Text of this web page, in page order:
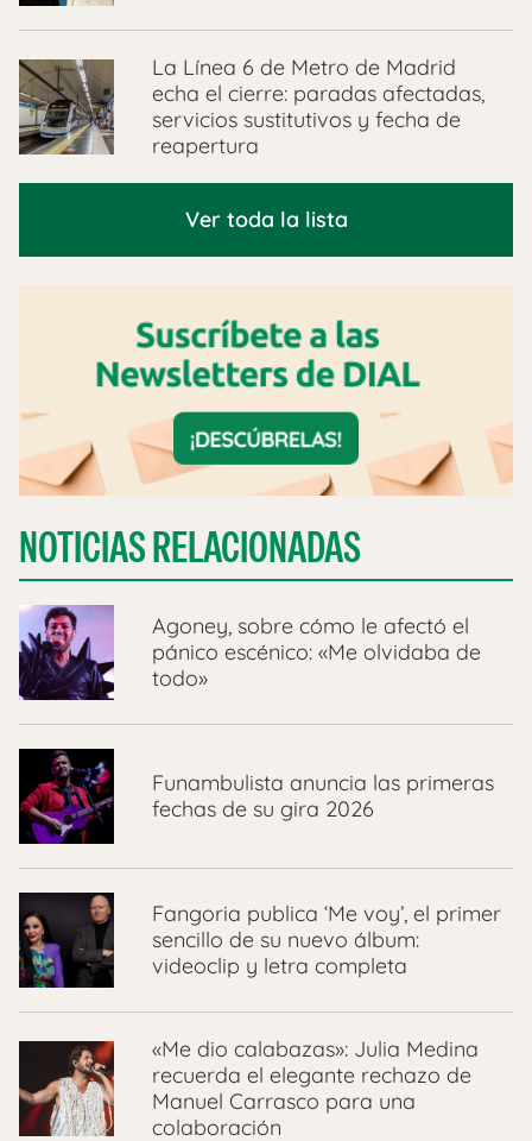
La Línea 6 de Metro de Madrid
echa el cierre: paradas afectadas,
servicios sustitutivos y fecha de
reapertura
Ver toda la lista
NOTICIAS RELACIONADAS
Agoney, sobre cómo le afectó el
pánico escénico: «Me olvidaba de
todo»
Funambulista anuncia las primeras
fechas de su gira 2026
Fangoria publica ‘Me voy’, el primer
sencillo de su nuevo álbum:
videoclip y letra completa
«Me dio calabazas»: Julia Medina
recuerda el elegante rechazo de
Manuel Carrasco para una
colaboración